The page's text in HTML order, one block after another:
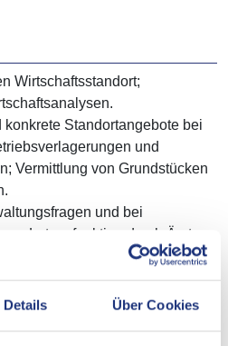
Details Über Cookies
Wirtschaftsstandort;
konkrete Standortangebote bei
und
Vermittlung von Grundstücken
und bei
Lotsenfunktion durch Ämter,
Kammern,
, Transfer- und